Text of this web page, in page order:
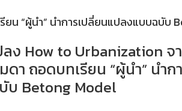
น “ผู้นำ” นำการเปลี่ยนแปลงแบบฉบับ
ง How to Urbanization จ
ดา ถอดบทเรียน “ผู้นำ” นำก
บ Betong Model